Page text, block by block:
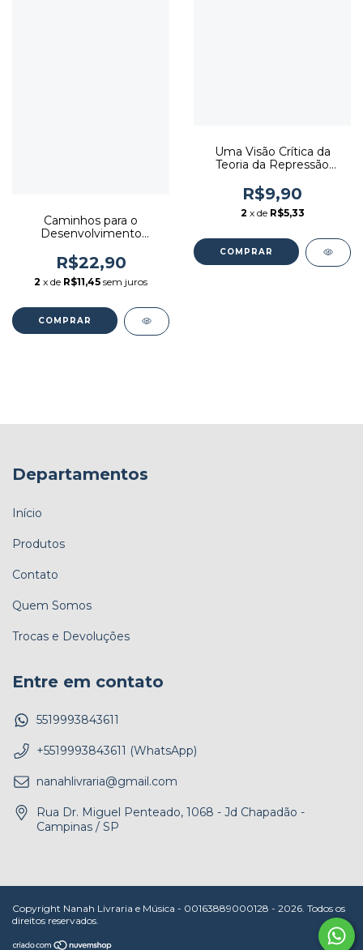
Caminhos para o
Desenvolvimento
Ignacy Sachs (2009)
[usado]
R$22,90
2 x de R$11,45 sem juros
Uma Visão Crítica da
Teoria da Repressão
Antonio Macedo Cintra
(1999) [usado]
R$9,90
2 x de R$5,33
Departamentos
Início
Produtos
Contato
Quem Somos
Trocas e Devoluções
Entre em contato
5519993843611
+5519993843611 (WhatsApp)
nanahlivraria@gmail.com
Rua Dr. Miguel Penteado, 1068 - Jd Chapadão -
Campinas / SP
Copyright Nanah Livraria e Música - 00163889000128 - 2026. Todos os
direitos reservados.